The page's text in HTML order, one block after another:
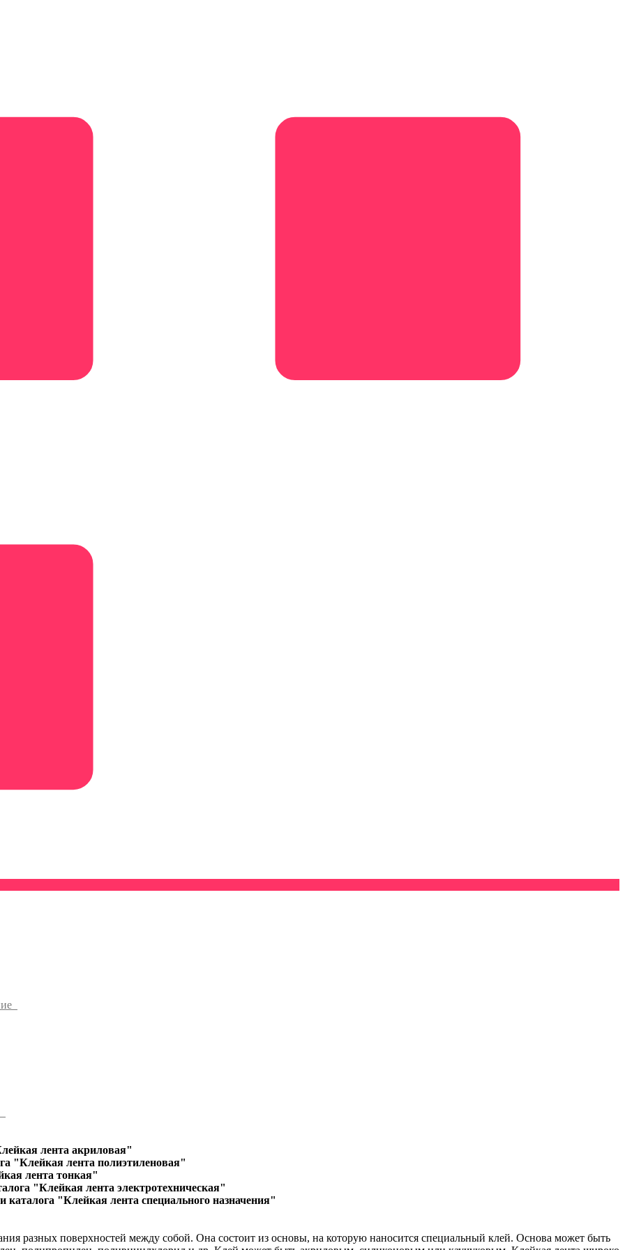
лента акриловая"
"Клейкая лента полиэтиленовая"
лента тонкая"
"Клейкая лента электротехническая"
каталога "Клейкая лента специального назначения"
разных поверхностей между собой. Она состоит из основы, на которую наносится специальный клей. Основа может быть